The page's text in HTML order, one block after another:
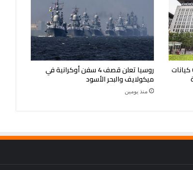
الصين تفرض إجراءات مضادة على 6 كيانات روسيا تعلن قصف 4 سفن أوكرانية في
ميكولايف والبحر الأسود
منذ يومين